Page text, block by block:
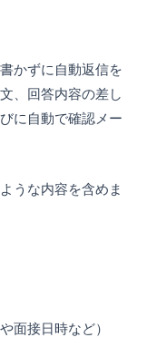
かずに自動返信を
、回答内容の差し
に自動で確認メー
うな内容を含めま
面接日時など）